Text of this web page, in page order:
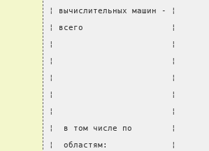
¦ вычислительных машин -
¦ всего                  ¦
¦                        ¦
¦                        ¦
¦                        ¦
¦                        ¦
¦                        ¦
¦  в том числе по
¦  областям:             ¦